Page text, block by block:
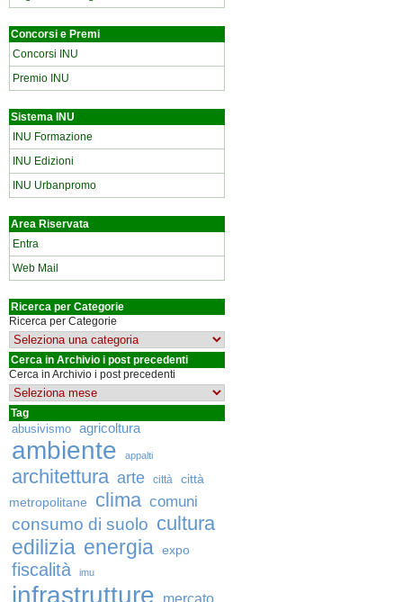
Concorsi e Premi
Concorsi INU
Premio INU
Sistema INU
INU Formazione
INU Edizioni
INU Urbanpromo
Area Riservata
Entra
Web Mail
Ricerca per Categorie
Ricerca per Categorie
Cerca in Archivio i post precedenti
Cerca in Archivio i post precedenti
Tag
abusivismo agricoltura
ambiente appalti
architettura arte città
città
metropolitane
clima comuni
consumo di suolo cultura
edilizia energia expo
fiscalità imu
infrastrutture
mercato